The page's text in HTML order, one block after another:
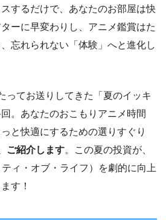
するだけで、あなたのお部屋は快
ーに早変わりし、アニメ鑑賞はた
忘れられない「体験」へと進化し
ってお送りしてきた「夏のイッキ
。あなたのおこもりアニメ時間
と快適にするための選りすぐり
ご紹介します。この夏の投資が、
ィ・オブ・ライフ）を劇的に向上
す！